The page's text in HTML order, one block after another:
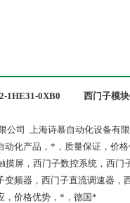
1HE31-0XB0 西门子模
公司 上海诗慕自动化设备有限
动化产品，*，质量保证，价
摸屏，西门子数控系统，西门
变频器，西门子直流调速器，
，价格优势，*，德国*